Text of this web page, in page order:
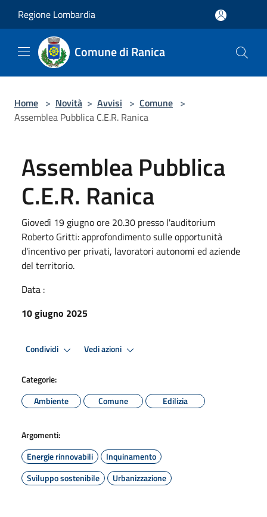
Regione Lombardia
Comune di Ranica
Home > Novità > Avvisi > Comune >
Assemblea Pubblica C.E.R. Ranica
Assemblea Pubblica
C.E.R. Ranica
Giovedì 19 giugno ore 20.30 presso l'auditorium
Roberto Gritti: approfondimento sulle opportunità
d'incentivo per privati, lavoratori autonomi ed aziende
del territorio.
Data :
10 giugno 2025
Condividi Vedi azioni
Categorie:
Ambiente
Comune Edilizia
Argomenti:
Energie rinnovabili
Inquinamento
Sviluppo sostenibile
Urbanizzazione